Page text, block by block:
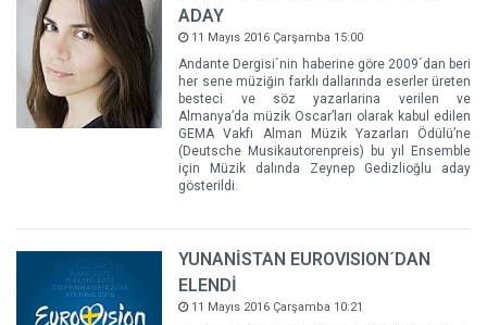
ADAY
11 Mayıs 2016 Çarşamba 15:00
Andante Dergisi´nin haberine göre 2009´dan beri
her sene müziğin farklı dallarında eserler üreten
besteci ve söz yazarlarina verilen ve
Almanya’da müzik Oscar’ları olarak kabul edilen
GEMA Vakfı Alman Müzik Yazarları Ödülü’ne
(Deutsche Musikautorenpreis) bu yıl Ensemble
için Müzik dalında Zeynep Gedizlioğlu aday
gösterildi.
YUNANİSTAN EUROVISION´DAN
ELENDİ
11 Mayıs 2016 Çarşamba 10:21